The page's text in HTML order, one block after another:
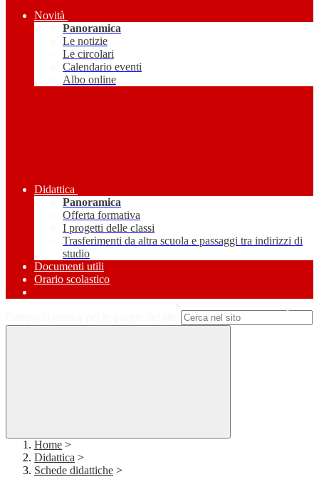
Novità
Panoramica
Le notizie
Le circolari
Calendario eventi
Albo online
Didattica
Panoramica
Offerta formativa
I progetti delle classi
Trasferimenti da altra scuola e passaggi tra indirizzi di
studio
Documenti utili
Orario scolastico
Home >
Didattica >
Schede didattiche >